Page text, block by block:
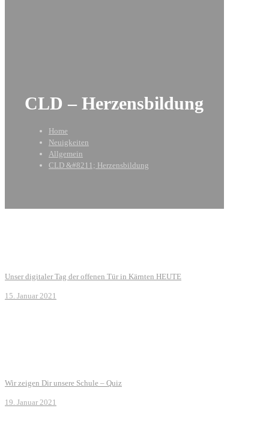
CLD – Herzensbildung
Home
Neuigkeiten
Allgemein
CLD &#8211; Herzensbildung
Unser digitaler Tag der offenen Tür in Kärnten HEUTE
15. Januar 2021
Wir zeigen Dir unsere Schule – Quiz
19. Januar 2021